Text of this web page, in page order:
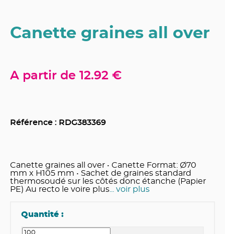
Canette graines all over
A partir de 12.92 €
Référence : RDG383369
Canette graines all over • Canette Format: Ø70
mm x H105 mm • Sachet de graines standard
thermosoudé sur les côtés donc étanche (Papier
PE) Au recto le voire plus ... voir plus
Quantité :